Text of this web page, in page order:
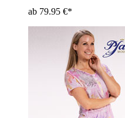
ab 79.95 €*